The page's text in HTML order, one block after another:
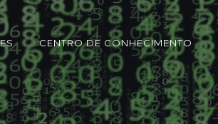
CENTRO DE CONHECIMENTO